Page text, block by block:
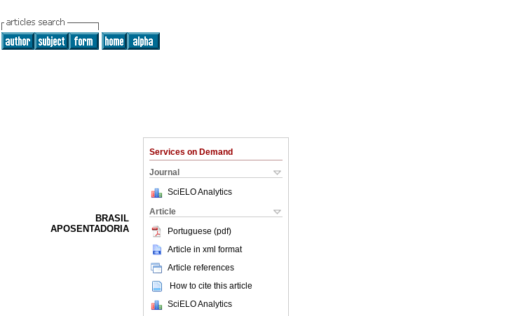
Services on Demand
Journal
SciELO Analytics
Article
Portuguese (pdf)
Article in xml format
Article references
How to cite this article
SciELO Analytics
BRASIL
APOSENTADORIA